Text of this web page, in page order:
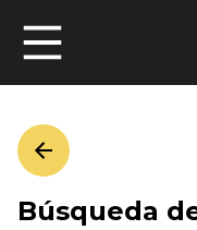
Búsqueda